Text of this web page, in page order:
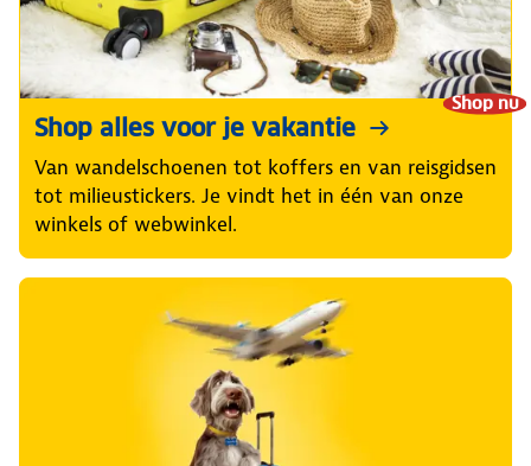
Shop nu
Shop alles voor je vakantie
Van wandelschoenen tot koffers en van reisgidsen
tot milieustickers. Je vindt het in één van onze
winkels of webwinkel.